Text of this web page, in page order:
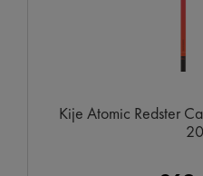
Kije Atomic Redster